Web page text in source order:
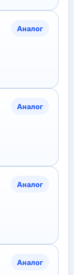
Аналог
Аналог
Аналог
Аналог